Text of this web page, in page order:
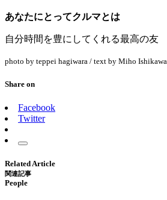
あなたにとってクルマとは
自分時間を豊にしてくれる最高の友
photo by teppei hagiwara / text by Miho Ishikawa
Share on
Facebook
Twitter
Related Article
関連記事
People